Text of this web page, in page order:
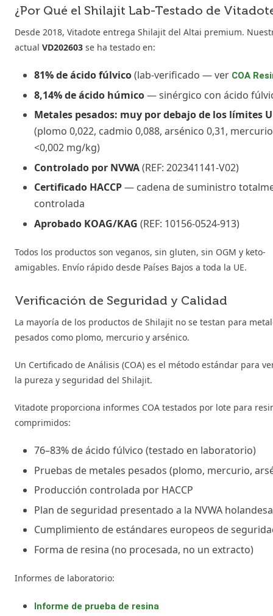
¿Por Qué el Shilajit Lab-Testado de
Desde 2018, Vitadote entrega Shilajit del Altai premium.
actual VD202603 se ha testado en:
81% de ácido fúlvico(lab-verificado — ver COA
8,14% de ácido húmico— sinérgico con ácido
Metales pesados: muy por debajo de los límites
(plomo 0,022, cadmio 0,088, arsénico 0,31, mercurio
<0,002 mg/kg)
Controlado por NVWA(REF: 202341141-V02)
Certificado HACCP— cadena de suministro
controlada
Aprobado KOAG/KAG (REF: 10156-0524-913)
Todos los productos son veganos, sin gluten, sin OGM y keto-
amigables. Envío rápido desde Países Bajos a toda la UE.
Verificación de Seguridad y Calidad
La mayoría de los productos de Shilajit no se testan para
pesados como plomo, mercurio y arsénico.
Un Certificado de Análisis (COA) es el método estándar para
la pureza y seguridad del Shilajit.
Vitadote proporciona informes COA testados por lote para
comprimidos:
76–83% de ácido fúlvico (testado en laboratorio)
Pruebas de metales pesados (plomo, mercurio,
Producción controlada por HACCP
Plan de seguridad presentado a la NVWA holandesa
Cumplimiento de estándares europeos de
Forma de resina (no procesada, no un extracto)
Informes de laboratorio:
Informe de prueba de resina